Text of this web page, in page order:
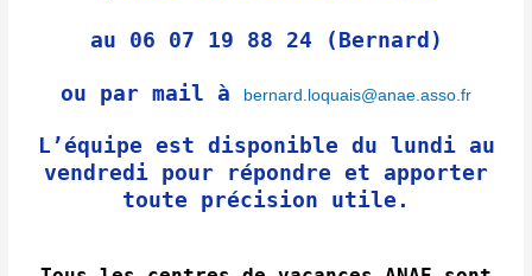
au 06 07 19 88 24 (Bernard)
ou par mail à bernard.loquais@anae.asso.fr
L’équipe est disponible du lundi au
vendredi pour répondre et apporter
toute précision utile.